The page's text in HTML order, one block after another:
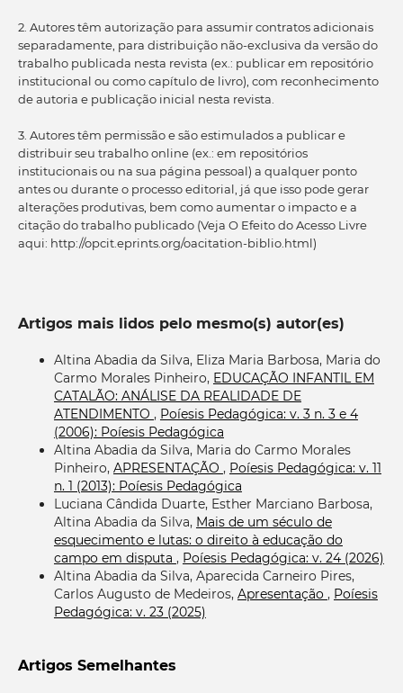
2. Autores têm autorização para assumir contratos adicionais
separadamente, para distribuição não-exclusiva da versão do
trabalho publicada nesta revista (ex.: publicar em repositório
institucional ou como capítulo de livro), com reconhecimento
de autoria e publicação inicial nesta revista.
3. Autores têm permissão e são estimulados a publicar e
distribuir seu trabalho online (ex.: em repositórios
institucionais ou na sua página pessoal) a qualquer ponto
antes ou durante o processo editorial, já que isso pode gerar
alterações produtivas, bem como aumentar o impacto e a
citação do trabalho publicado (Veja O Efeito do Acesso Livre
aqui: http://opcit.eprints.org/oacitation-biblio.html)
Artigos mais lidos pelo mesmo(s) autor(es)
Altina Abadia da Silva, Eliza Maria Barbosa, Maria do
Carmo Morales Pinheiro, EDUCAÇÃO INFANTIL EM
CATALÃO: ANÁLISE DA REALIDADE DE
ATENDIMENTO , Poíesis Pedagógica: v. 3 n. 3 e 4
(2006): Poíesis Pedagógica
Altina Abadia da Silva, Maria do Carmo Morales
Pinheiro, APRESENTAÇÃO , Poíesis Pedagógica: v. 11
n. 1 (2013): Poíesis Pedagógica
Luciana Cândida Duarte, Esther Marciano Barbosa,
Altina Abadia da Silva, Mais de um século de
esquecimento e lutas: o direito à educação do
campo em disputa , Poíesis Pedagógica: v. 24 (2026)
Altina Abadia da Silva, Aparecida Carneiro Pires,
Carlos Augusto de Medeiros, Apresentação , Poíesis
Pedagógica: v. 23 (2025)
Artigos Semelhantes